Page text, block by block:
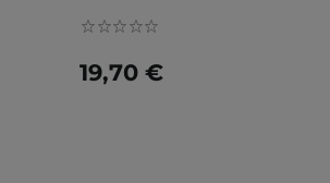
19,70 €